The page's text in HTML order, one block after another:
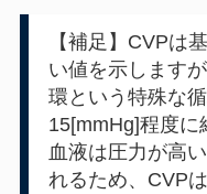
【補足】CVPは
い値を示します
環という特殊な
15[mmHg]程度に
血液は圧力が高
れるため、CVP